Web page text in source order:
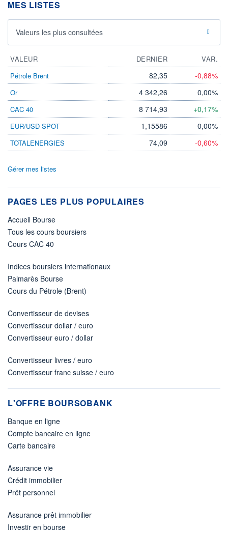
MES LISTES
Valeurs les plus consultées
VALEUR DERNIER
VAR.
Pétrole Brent
82,35 -0,88%
Or 4 342,26 0,00%
CAC 40 8 714,93 +0,17%
EUR/USD SPOT 1,15586 0,00%
TOTALENERGIES 74,09 -0,60%
Gérer mes listes
PAGES LES PLUS POPULAIRES
Accueil Bourse
Tous les cours boursiers
Cours CAC 40
Indices boursiers internationaux
Palmarès Bourse
Cours du Pétrole (Brent)
Convertisseur de devises
Convertisseur dollar / euro
Convertisseur euro / dollar
Convertisseur livres / euro
Convertisseur franc suisse / euro
L'OFFRE BOURSOBANK
Banque en ligne
Compte bancaire en ligne
Carte bancaire
Assurance vie
Crédit immobilier
Prêt personnel
Assurance prêt immobilier
Investir en bourse